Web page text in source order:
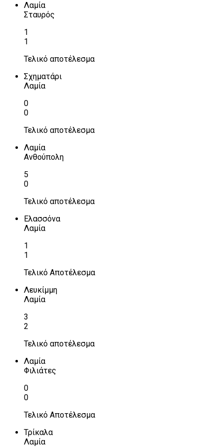
Λαμία
Σταυρός
1
1
Τελικό αποτέλεσμα
Σχηματάρι
Λαμία
0
0
Τελικό αποτέλεσμα
Λαμία
Ανθούπολη
5
0
Τελικό αποτέλεσμα
Ελασσόνα
Λαμία
1
1
Τελικό Αποτέλεσμα
Λευκίμμη
Λαμία
3
2
Τελικό αποτέλεσμα
Λαμία
Φιλιάτες
0
0
Τελικό Αποτέλεσμα
Τρίκαλα
Λαμία